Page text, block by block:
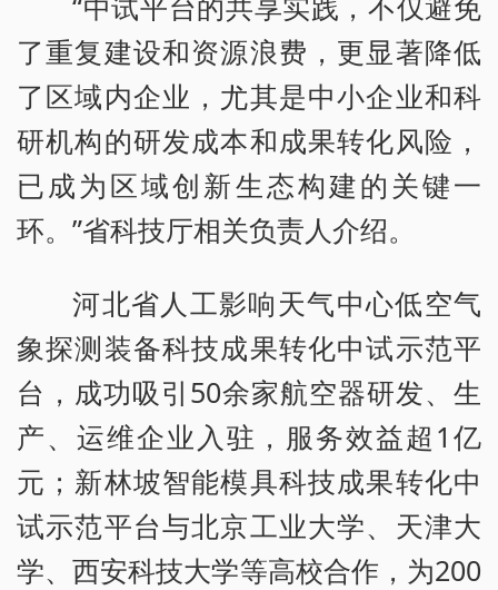
了重复建设和资源浪费，更显著降低
了区域内企业，尤其是中小企业和科
研机构的研发成本和成果转化风险，
已成为区域创新生态构建的关键一
环。”省科技厅相关负责人介绍。
河北省人工影响天气中心低空气
象探测装备科技成果转化中试示范平
台，成功吸引50余家航空器研发、生
产、运维企业入驻，服务效益超1亿
元；新林坡智能模具科技成果转化中
试示范平台与北京工业大学、天津大
学、西安科技大学等高校合作，为200